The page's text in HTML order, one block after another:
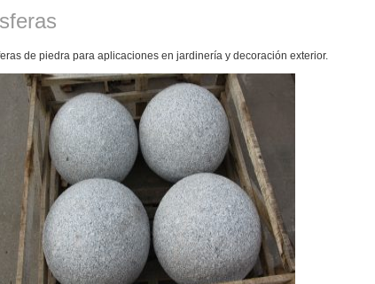
de piedra para aplicaciones en jardinería y decoración exterior.